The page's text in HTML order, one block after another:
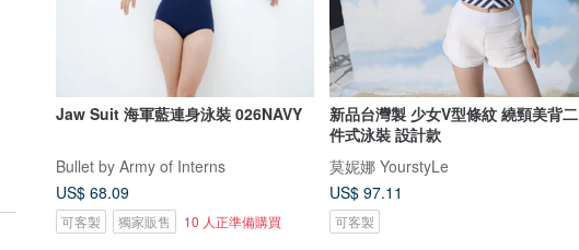
Jaw Suit 海軍藍連身泳裝 026NAVY
Bullet by Army of Interns
US$ 68.09
可客製 獨家販售 10 人正準備購買
新品台灣製 少女V型條紋 繞頸美背二
件式泳裝 設計款
莫妮娜 YourstyLe
US$ 97.11
可客製